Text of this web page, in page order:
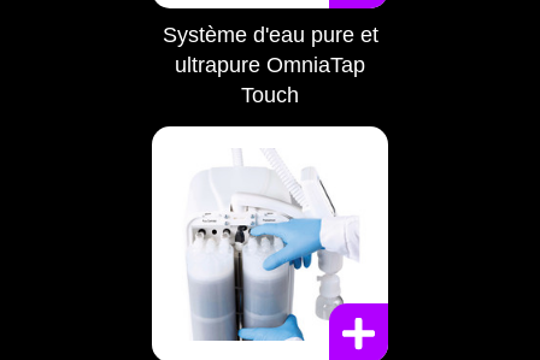
Système d'eau pure et
ultrapure OmniaTap
Touch